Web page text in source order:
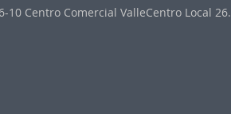
10 Centro Comercial ValleCentro Local 26.